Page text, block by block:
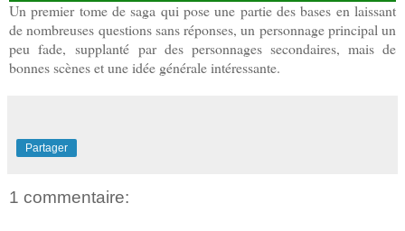
Un premier tome de saga qui pose une partie des bases en laissant
de nombreuses questions sans réponses, un personnage principal un
peu fade, supplanté par des personnages secondaires, mais de
bonnes scènes et une idée générale intéressante.
Partager
1 commentaire: